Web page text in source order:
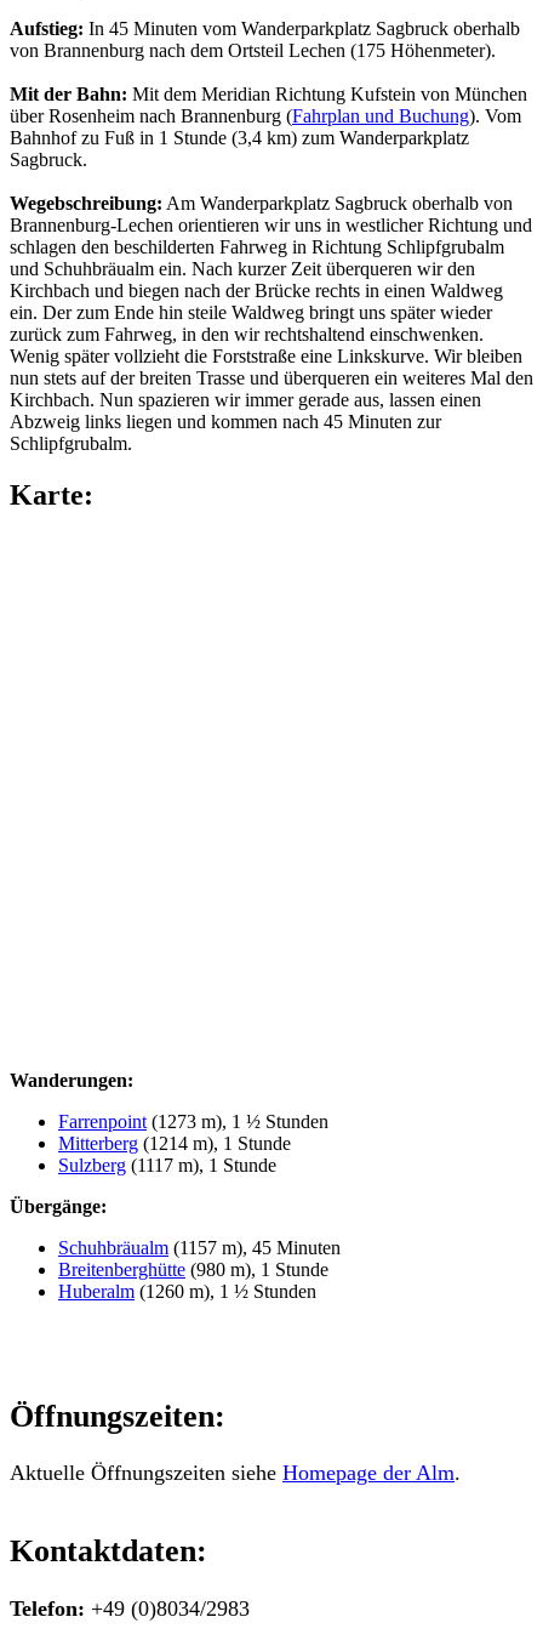
Aufstieg: In 45 Minuten vom Wanderparkplatz Sagbruck oberhalb
von Brannenburg nach dem Ortsteil Lechen (175 Höhenmeter).
Mit der Bahn: Mit dem Meridian Richtung Kufstein von München
über Rosenheim nach Brannenburg (Fahrplan und Buchung). Vom
Bahnhof zu Fuß in 1 Stunde (3,4 km) zum Wanderparkplatz
Sagbruck.
Wegebschreibung: Am Wanderparkplatz Sagbruck oberhalb von
Brannenburg-Lechen orientieren wir uns in westlicher Richtung und
schlagen den beschilderten Fahrweg in Richtung Schlipfgrubalm
und Schuhbräualm ein. Nach kurzer Zeit überqueren wir den
Kirchbach und biegen nach der Brücke rechts in einen Waldweg
ein. Der zum Ende hin steile Waldweg bringt uns später wieder
zurück zum Fahrweg, in den wir rechtshaltend einschwenken.
Wenig später vollzieht die Forststraße eine Linkskurve. Wir bleiben
nun stets auf der breiten Trasse und überqueren ein weiteres Mal den
Kirchbach. Nun spazieren wir immer gerade aus, lassen einen
Abzweig links liegen und kommen nach 45 Minuten zur
Schlipfgrubalm.
Karte:
Wanderungen:
Farrenpoint (1273 m), 1 ½ Stunden
Mitterberg (1214 m), 1 Stunde
Sulzberg (1117 m), 1 Stunde
Übergänge:
Schuhbräualm (1157 m), 45 Minuten
Breitenberghütte (980 m), 1 Stunde
Huberalm (1260 m), 1 ½ Stunden
Öffnungszeiten:
Aktuelle Öffnungszeiten siehe Homepage der Alm.
Kontaktdaten:
Telefon: +49 (0)8034/2983